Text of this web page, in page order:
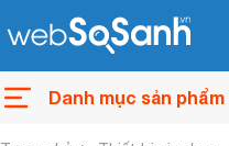
Danh mục sản phẩm